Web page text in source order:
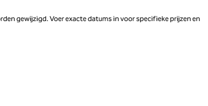
gewijzigd. Voer exacte datums in voor specifieke prijzen en